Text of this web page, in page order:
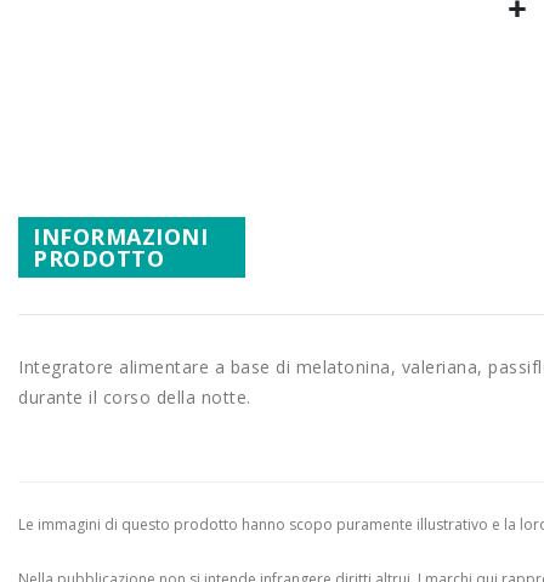
INFORMAZIONI
PRODOTTO
Integratore alimentare a base di melatonina, valeriana,
durante il corso della notte.
Le immagini di questo prodotto hanno scopo puramente illustrativo e la